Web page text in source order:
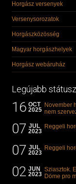
Horgász versenyek
Versenysorozatok
Horgászközösség
Magyar horgászhelyek
Horgász webáruház
Legújabb
16 OCT
2025
November
nem
07 JUL
2023
Reggeli
07 JUL
2023
Reggeli
02 JUN
2023
Sziasztok.
Döme pro